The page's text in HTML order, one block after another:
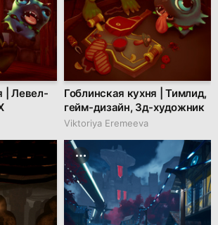
| Левел-
Гоблинская кухня | Тимлид,
гейм-дизайн, 3д-художник
Viktoriya Eremeeva